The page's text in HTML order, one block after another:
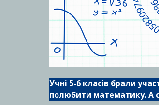
Учні 5-6 класів брали
полюбити математику. А